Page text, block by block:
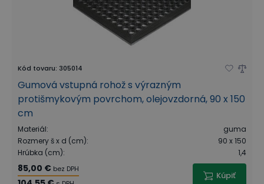
Kód tovaru: 305014
Gumová vstupná rohož s výrazným
protišmykovým povrchom, olejovzdorná, 90 x 150
cm
Materiál:
guma
Rozmery š x d (cm):
90 x 150
Hrúbka (cm): 1,4
85,00 € bez DPH
Kúpiť